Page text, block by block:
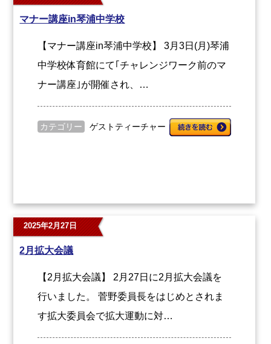
マナー講座in琴浦中学校
【マナー講座in琴浦中学校】 3月3日(月)琴浦
中学校体育館にて｢チャレンジワーク前のマ
ナー講座｣が開催され、…
カテゴリー ゲストティーチャー
2025年2月27日
2月拡大会議
【2月拡大会議】 2月27日に2月拡大会議を
行いました。 菅野委員長をはじめとされま
す拡大委員会で拡大運動に対…